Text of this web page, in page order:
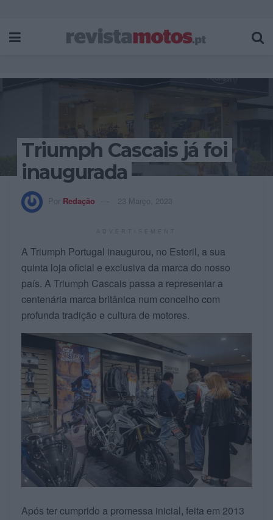
Triumph Cascais já foi
inaugurada
Por Redação 23 Março, 2023
A Triumph Portugal inaugurou, no Estoril, a sua
quinta loja oficial e exclusiva da marca do nosso
país. A Triumph Cascais passa a representar a
centenária marca britânica num concelho com
profunda tradição e cultura de motores.
Após ter cumprido a promessa inicial, feita em 2013